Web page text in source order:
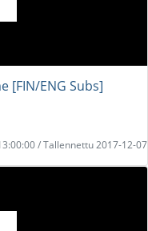
[FIN/ENG Subs]
/ Tallennettu 2017-12-07